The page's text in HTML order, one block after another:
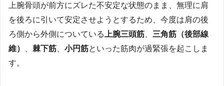
上腕骨頭が前方にズレた不安定な状態のまま、無理に肩
を後ろに引いて安定させようとするため、今度は肩の後
ろ側から外側についている
上腕三頭筋
三角筋（後部線
維）
棘下筋 小円筋といった筋肉が過緊張を起こしま
す。